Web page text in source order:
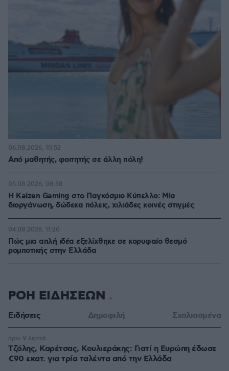
Από μαθητής, φοιτητής σε άλλη πόλη!
06.08.2026, 10:52
H Kaizen Gaming στο Παγκόσμιο Kύπελλο: Μία
διοργάνωση, δώδεκα πόλεις, χιλιάδες κοινές στιγμές
05.08.2026, 08:38
Πώς μια απλή ιδέα εξελίχθηκε σε κορυφαίο θεσμό
ρομποτικής στην Ελλάδα
04.08.2026, 11:20
ΡΟΗ ΕΙΔΗΣΕΩΝ
Ειδήσεις Δημοφιλή Σχολιασμένα
Τζόλης, Καρέτσας, Κουλιεράκης: Γιατί η Ευρώπη έδωσε
€90 εκατ. για τρία ταλέντα από την Ελλάδα
πριν 9 λεπτά